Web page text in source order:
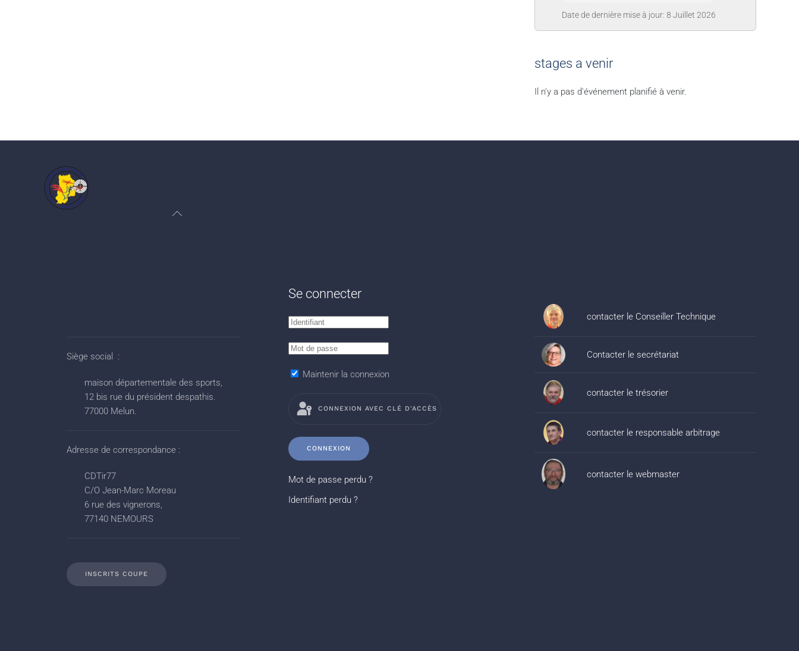
Date de dernière mise à jour: 8 Juillet 2026
stages a venir
Il n'y a pas d'événement planifié à venir.
Siège social :
maison départementale des sports,
12 bis rue du président despathis.
77000 Melun.
Adresse de correspondance :
CDTir77
C/O Jean-Marc Moreau
6 rue des vignerons,
77140 NEMOURS
INSCRITS COUPE
Se connecter
Maintenir la connexion
CONNEXION AVEC CLÉ D'ACCÈS
CONNEXION
Mot de passe perdu ?
Identifiant perdu ?
contacter le Conseiller Technique
Contacter le secrétariat
contacter le trésorier
contacter le responsable arbitrage
contacter le webmaster